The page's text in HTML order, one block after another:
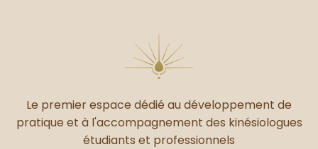
Le premier espace dédié au développement de
pratique et à l'accompagnement des kinésiologues
étudiants et professionnels